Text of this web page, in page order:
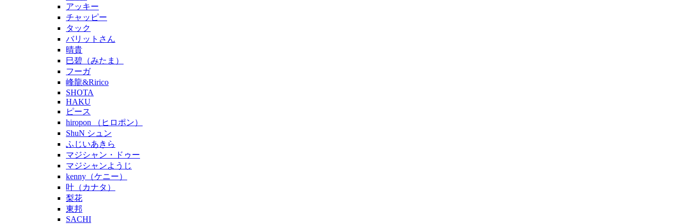
アッキー
チャッピー
タック
バリットさん
晴貴
巳碧（みたま）
フーガ
峰龍&Ririco
SHOTA
HAKU
ピース
hiropon （ヒロポン）
ShuN シュン
ふじいあきら
マジシャン・ドゥー
マジシャンようじ
kenny（ケニー）
叶（カナタ）
梨花
東邦
SACHI